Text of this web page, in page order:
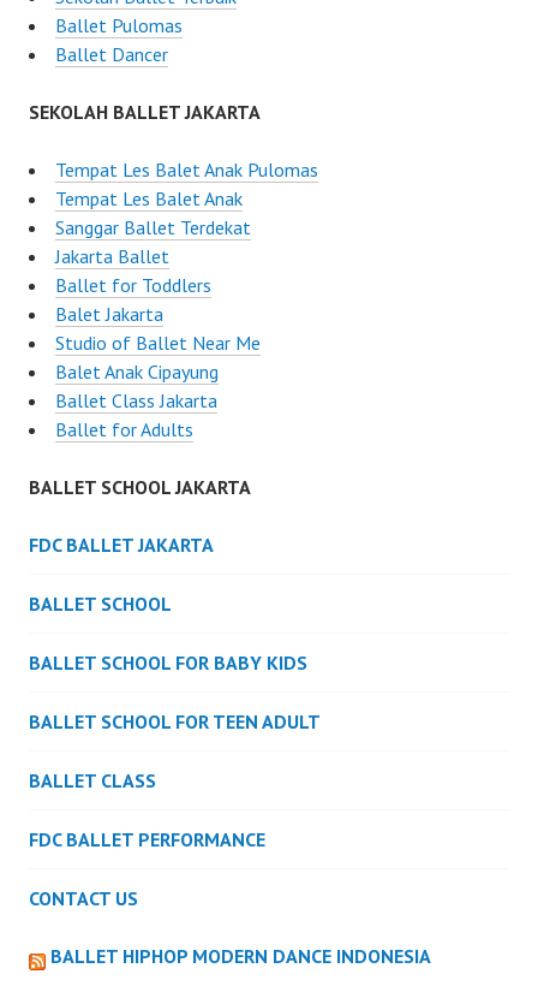
Ballet Pulomas
Ballet Dancer
SEKOLAH BALLET JAKARTA
Tempat Les Balet Anak Pulomas
Tempat Les Balet Anak
Sanggar Ballet Terdekat
Jakarta Ballet
Ballet for Toddlers
Balet Jakarta
Studio of Ballet Near Me
Balet Anak Cipayung
Ballet Class Jakarta
Ballet for Adults
BALLET SCHOOL JAKARTA
FDC BALLET JAKARTA
BALLET SCHOOL
BALLET SCHOOL FOR BABY KIDS
BALLET SCHOOL FOR TEEN ADULT
BALLET CLASS
FDC BALLET PERFORMANCE
CONTACT US
BALLET HIPHOP MODERN DANCE INDONESIA